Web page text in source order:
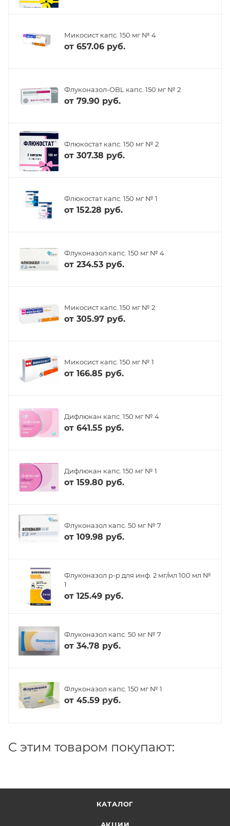
Микосист капс. 150 мг № 4
от 657.06 руб.
Флуконазол-OBL капс. 150 мг № 2
от 79.90 руб.
Флюкостат капс. 150 мг № 2
от 307.38 руб.
Флюкостат капс. 150 мг № 1
от 152.28 руб.
Флуконазол капс. 150 мг № 4
от 234.53 руб.
Микосист капс. 150 мг № 2
от 305.97 руб.
Микосист капс. 150 мг № 1
от 166.85 руб.
Дифлюкан капс. 150 мг № 4
от 641.55 руб.
Дифлюкан капс. 150 мг № 1
от 159.80 руб.
Флуконазол капс. 50 мг № 7
от 109.98 руб.
Флуконазол р-р для инф. 2 мг/мл 100 мл №
1
от 125.49 руб.
Флуконазол капс. 50 мг № 7
от 34.78 руб.
Флуконазол капс. 150 мг № 1
от 45.59 руб.
C этим товаром покупают:
КАТАЛОГ